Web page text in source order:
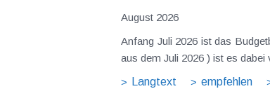
August 2026
Anfang Juli 2026 ist das
Langtext
empfehlen